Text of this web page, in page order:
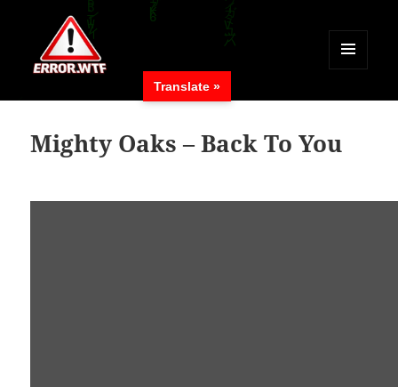
MENÜ
WIDGETS
Mighty Oaks – Back To You
Translate »